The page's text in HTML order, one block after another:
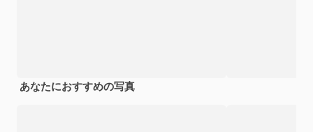
あなたにおすすめの写真